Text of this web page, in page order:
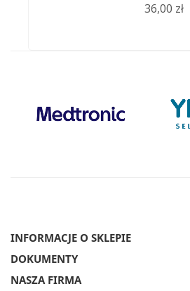
36,00 zł
INFORMACJE O SKLEPIE
DOKUMENTY
NASZA FIRMA